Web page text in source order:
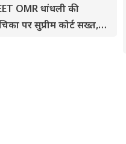
OMR धांधली की
पर सुप्रीम कोर्ट सख्त,